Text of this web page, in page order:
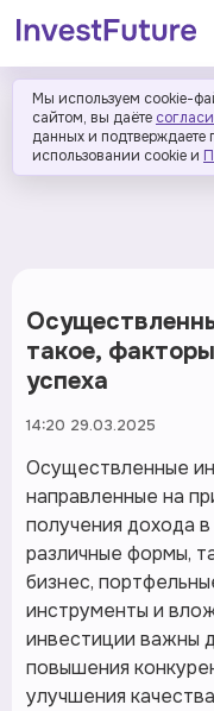
Мы используем cookie-
сайтом, вы даёте
данных и подтверждаете
использовании cookie и
такое,
успеха
14:20 29.03.2025
Осуществленные
направленные на
получения дохода
различные формы,
бизнес,
инструменты и
инвестиции важны
повышения
улучшения